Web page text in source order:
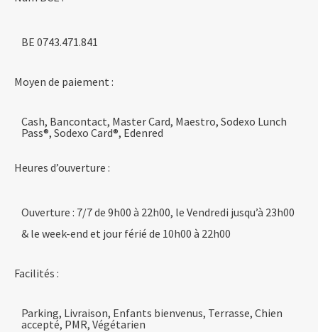
BE 0743.471.841
Moyen de paiement :
Cash, Bancontact, Master Card, Maestro, Sodexo Lunch
Pass®, Sodexo Card®, Edenred
Heures d’ouverture :
Ouverture : 7/7 de 9h00 à 22h00, le Vendredi jusqu’à 23h00
& le week-end et jour férié de 10h00 à 22h00
Facilités :
Parking, Livraison, Enfants bienvenus, Terrasse, Chien
accepté, PMR, Végétarien